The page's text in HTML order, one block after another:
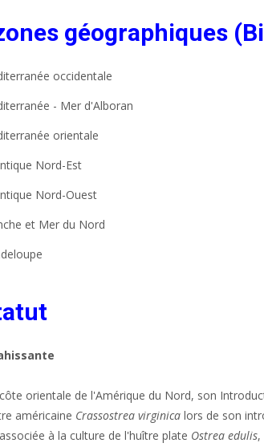
géographiques
occidentale
- Mer d'Alboran
orientale
Nord-Est
Nord-Ouest
et Mer du Nord
orientale de l'Amérique du Nord, son
américaine Crassostrea virginica lors de son
à la culture de l'huître plate Ostrea edulis,